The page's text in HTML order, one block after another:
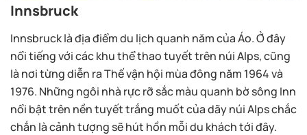
Innsbruck
Innsbruck là địa điểm du lịch quanh năm của Áo. Ở đây
nổi tiếng với các khu thể thao tuyết trên núi Alps, cũng
là nơi từng diễn ra Thế vận hội mùa đông năm 1964 và
1976. Những ngôi nhà rực rỡ sắc màu quanh bờ sông Inn
nổi bật trên nền tuyết trắng muốt của dãy núi Alps chắc
chắn là cảnh tượng sẽ hút hồn mỗi du khách tới đây.